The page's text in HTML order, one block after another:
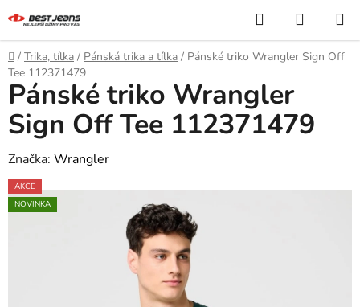
na
obsah
Hledat
KOŠÍK
Domů
/ Trika, tílka / Pánská trika a tílka / Pánské triko Wrangler Sign Off
Tee 112371479
Pánské triko Wrangler
Sign Off Tee 112371479
Značka: Wrangler
AKCE
NOVINKA